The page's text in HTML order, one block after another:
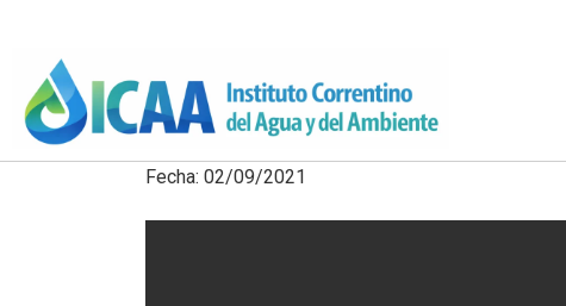
Fecha: 02/09/2021